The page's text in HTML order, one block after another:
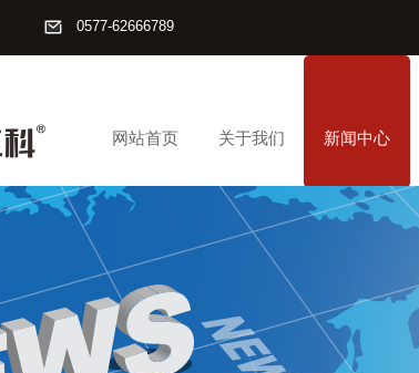
0577-62666789
网站首页 关于我们 新闻中心